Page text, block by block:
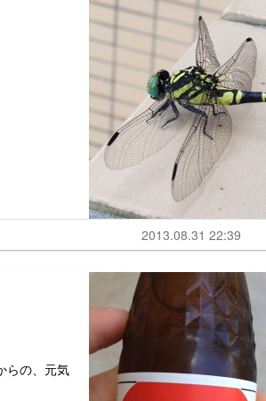
2013.08.31 22:39
らの、元気